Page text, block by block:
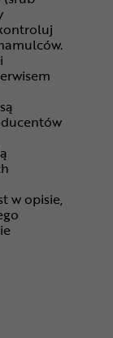
w opisie,